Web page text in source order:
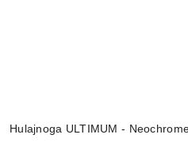
Hulajnoga ULTIMUM -